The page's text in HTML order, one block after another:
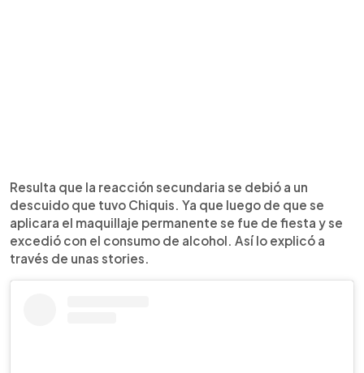
Resulta que la reacción secundaria se debió a un
descuido que tuvo Chiquis. Ya que luego de que se
aplicara el maquillaje permanente se fue de fiesta y se
excedió con el consumo de alcohol. Así lo explicó a
través de unas stories.